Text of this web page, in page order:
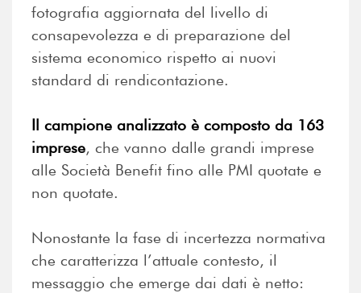
fotografia aggiornata del livello di
consapevolezza e di preparazione del
sistema economico rispetto ai nuovi
standard di rendicontazione.
Il campione analizzato è composto da 163
imprese, che vanno dalle grandi imprese
alle Società Benefit fino alle PMI quotate e
non quotate.
Nonostante la fase di incertezza normativa
che caratterizza l’attuale contesto, il
messaggio che emerge dai dati è netto: